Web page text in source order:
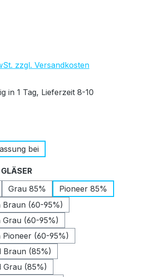
zzgl. Versandkosten
in 1 Tag, Lieferzeit 8-10
bei
auswählen
Grau 85%
Pioneer 85%
Braun (60-95%)
Grau (60-95%)
Pioneer (60-95%)
Braun (85%)
Grau (85%)